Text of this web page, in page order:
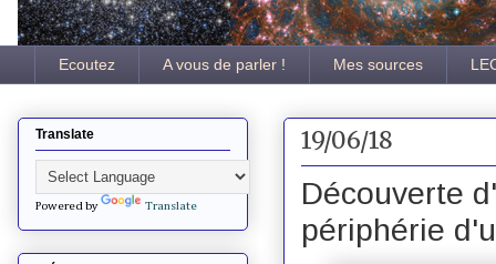
Ecoutez A vous de parler ! Mes sources
19/06/18
Découverte
périphérie
Translate
Powered by Translate